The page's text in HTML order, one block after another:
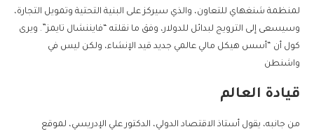
لمنظمة شنغهاي للتعاون، والذي سيركز على البنية التحتية وتمويل التجارة،
وسيسعى إلى الترويج لبدائل للدولار، وفق ما نقلته “فايننشال تايمز”. ويرى
كول أن “أسس هيكل مالي عالمي جديد قيد الإنشاء، ولكن ليس في
واشنطن
قيادة العالم
من جانبه، يقول أستاذ الاقتصاد الدولي، الدكتور علي الإدريسي، لموقع